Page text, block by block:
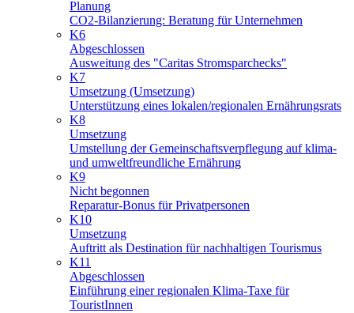
Planung
CO2-Bilanzierung: Beratung für Unternehmen
K6
Abgeschlossen
Ausweitung des "Caritas Stromsparchecks"
K7
Umsetzung (Umsetzung)
Unterstützung eines lokalen/regionalen Ernährungsrats
K8
Umsetzung
Umstellung der Gemeinschaftsverpflegung auf klima-
und umweltfreundliche Ernährung
K9
Nicht begonnen
Reparatur-Bonus für Privatpersonen
K10
Umsetzung
Auftritt als Destination für nachhaltigen Tourismus
K11
Abgeschlossen
Einführung einer regionalen Klima-Taxe für
TouristInnen